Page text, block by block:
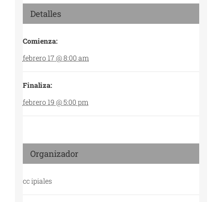
Detalles
Comienza:
febrero 17 @ 8:00 am
Finaliza:
febrero 19 @ 5:00 pm
Organizador
cc ipiales